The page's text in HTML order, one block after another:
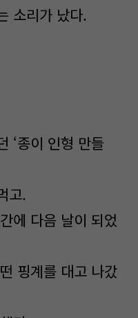
소리가 났다.
‘종이 인형 만들
고.
에 다음 날이 되었
핑계를 대고 나갔